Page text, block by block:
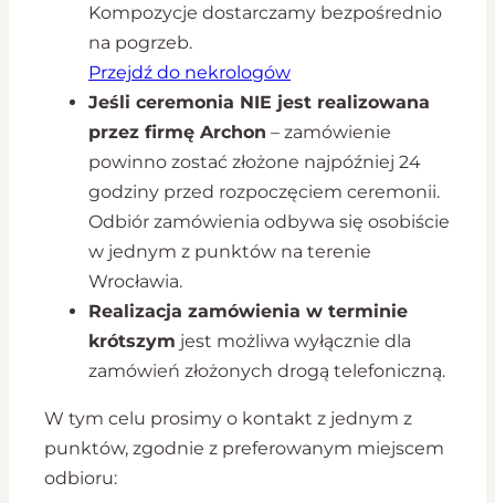
Kompozycje dostarczamy bezpośrednio
na pogrzeb.
Przejdź do nekrologów
Jeśli ceremonia NIE jest realizowana
przez firmę Archon – zamówienie
powinno zostać złożone najpóźniej 24
godziny przed rozpoczęciem ceremonii.
Odbiór zamówienia odbywa się osobiście
w jednym z punktów na terenie
Wrocławia.
Realizacja zamówienia w terminie
krótszym jest możliwa wyłącznie dla
zamówień złożonych drogą telefoniczną.
W tym celu prosimy o kontakt z jednym z
punktów, zgodnie z preferowanym miejscem
odbioru: